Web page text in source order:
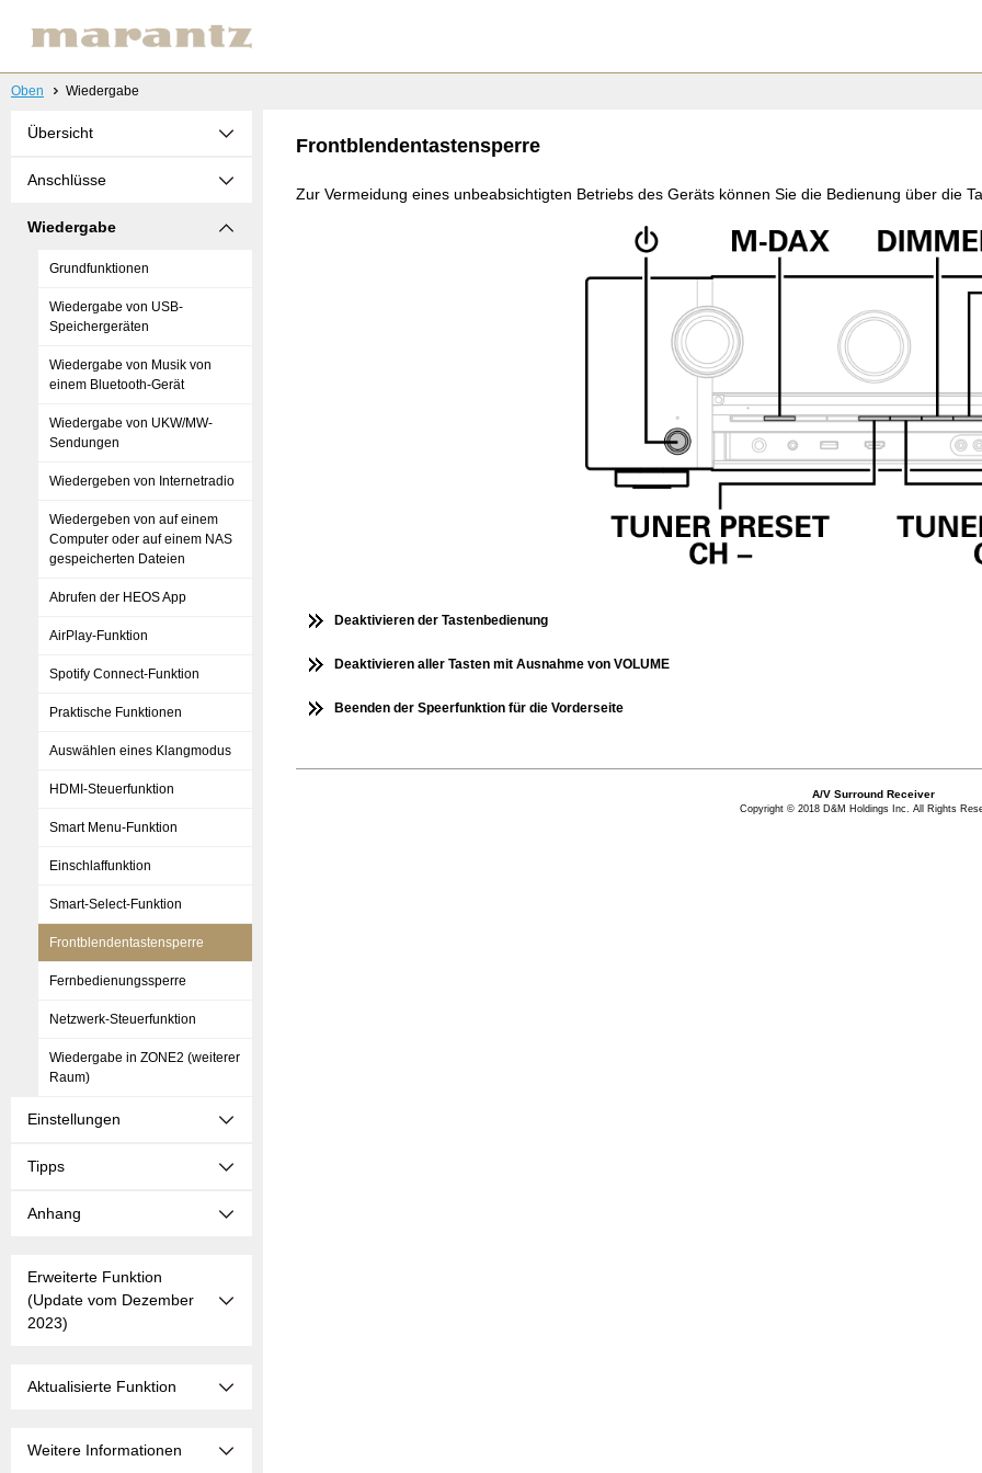
Oben Wiedergabe
Übersicht
Anschlüsse
Wiedergabe
Grundfunktionen
Wiedergabe von USB-
Speichergeräten
Wiedergabe von Musik von
einem Bluetooth-Gerät
Wiedergabe von UKW/MW-
Sendungen
Wiedergeben von Internetradio
Wiedergeben von auf einem
Computer oder auf einem NAS
gespeicherten Dateien
Abrufen der HEOS App
AirPlay-Funktion
Spotify Connect-Funktion
Praktische Funktionen
Auswählen eines Klangmodus
HDMI-Steuerfunktion
Smart Menu-Funktion
Einschlaffunktion
Smart-Select-Funktion
Frontblendentastensperre
Fernbedienungssperre
Netzwerk-Steuerfunktion
Wiedergabe in ZONE2 (weiterer
Raum)
Einstellungen
Tipps
Anhang
Erweiterte Funktion
(Update vom Dezember
2023)
Aktualisierte Funktion
Weitere Informationen
Frontblendentastensperre
Zur Vermeidung eines unbeabsichtigten Betriebs des Geräts können Sie die Bedienung über die
Deaktivieren der Tastenbedienung
Deaktivieren aller Tasten mit Ausnahme von VOLUME
Beenden der Speerfunktion für die Vorderseite
A/V Surround Receiver
Copyright © 2018 D&M Holdings Inc. All Rights